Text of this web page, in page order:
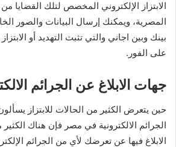
الابتزاز الإلكتروني المخصص لتلك القضايا من
المصرية، ويمكنك إرسال البيانات والصور
بينك وبين اجاني والتي تثبت التهديد أو
على الفور.
جهات الابلاغ عن الجرائم
حين يتعرض الكثير من الحالات للابتزاز
الجرائم الالكترونية في مصر فإن هناك
الابلاغ فيها عن تعرضك لأي من الجرائم